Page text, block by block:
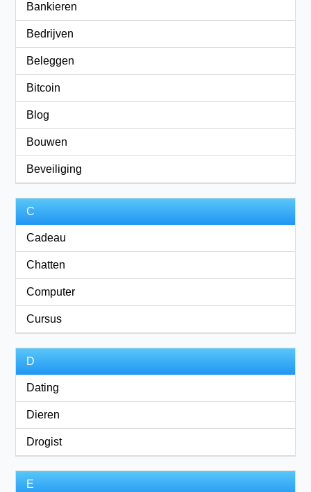
Bankieren
Bedrijven
Beleggen
Bitcoin
Blog
Bouwen
Beveiliging
C
Cadeau
Chatten
Computer
Cursus
D
Dating
Dieren
Drogist
E